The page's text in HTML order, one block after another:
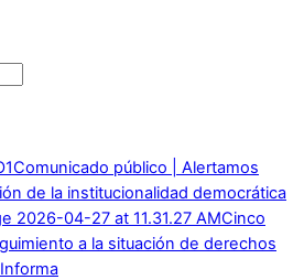
Comunicado público | Alertamos
de la institucionalidad democrática
Cinco
a la situación de derechos